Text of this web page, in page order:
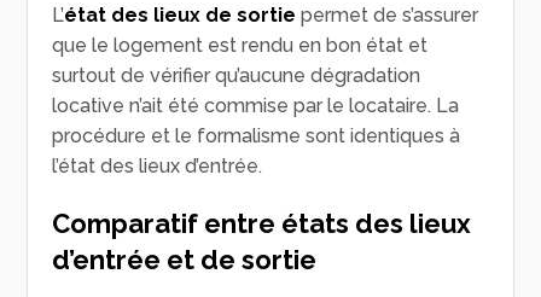
L’état des lieux de sortie permet de s’assurer
que le logement est rendu en bon état et
surtout de vérifier qu’aucune dégradation
locative n’ait été commise par le locataire. La
procédure et le formalisme sont identiques à
l’état des lieux d’entrée.
Comparatif entre états des lieux
d’entrée et de sortie